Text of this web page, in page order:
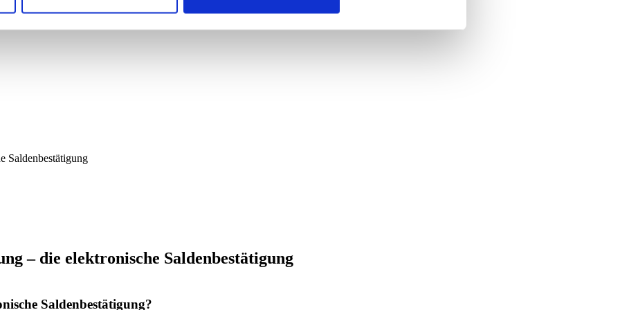
Saldenbestätigung
– die elektronische Saldenbestätigung
Saldenbestätigung?